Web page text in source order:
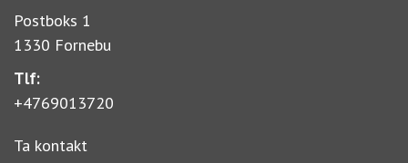
Postboks 1
1330 Fornebu
Tlf:
+4769013720
Ta kontakt